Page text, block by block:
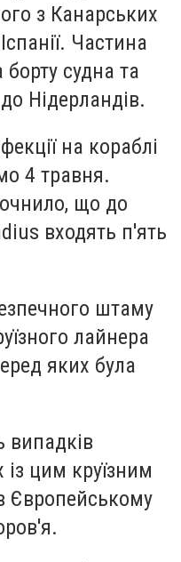
з Канарських
Частина
судна та
Нідерландів.
на кораблі
4 травня.
що до
входять п'ять
штаму
лайнера
яких була
випадків
із цим круїзним
Європейському